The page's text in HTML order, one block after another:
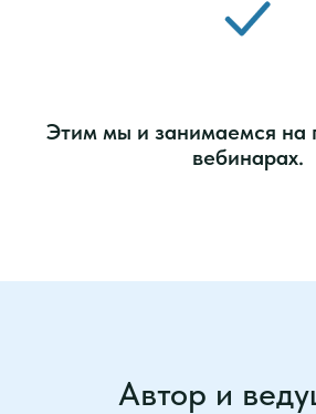
Этим мы и занимаемся на
вебинарах.
Автор и